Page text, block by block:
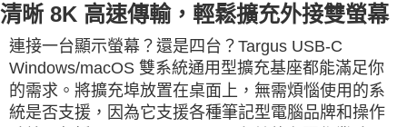
清晰 8K 高速傳輸，輕鬆擴充外接雙螢幕
連接一台顯示螢幕？還是四台？Targus USB-C
Windows/macOS 雙系統通用型擴充基座都能滿足你
的需求。將擴充埠放置在桌面上，無需煩惱使用的系
統是否支援，因為它支援各種筆記型電腦品牌和操作